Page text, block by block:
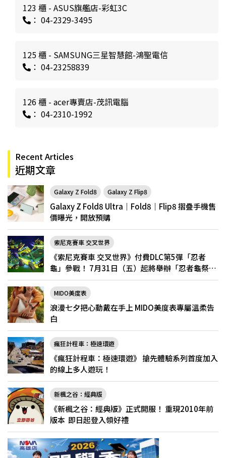
123 櫃 - ASUS旗艦店-彩虹3C
： 04-2329-3495
125 櫃 - SAMSUNG三星智慧館-鴻聖電信
： 04-23258839
126 櫃 - acer專賣店-茂訊電腦
： 04-2310-1992
Recent Articles
近期文章
Galaxy Z Fold8 Galaxy Z Flip8
Galaxy Z Fold8 Ultra｜Fold8｜Flip8 摺疊手機售
價曝光，開放預購
索尼克賽車 交叉世界
《索尼克賽車 交叉世界》付費DLC第5彈「忍者
龜」參戰！ 7月31日（五）起將舉辦「忍者龜祭
典」
MIDO美度表
浪漫七夕把心動戴在手上 MIDO美度表專屬溫柔告
白
瘋狂計程車：極速環遊
《瘋狂計程車：極速環遊》 搶先體驗系列首度加入
的線上多人遊玩！
新楓之谷：經典版
《新楓之谷：經典版》正式開服！ 重現2010年前
版本 即日起登入領好禮